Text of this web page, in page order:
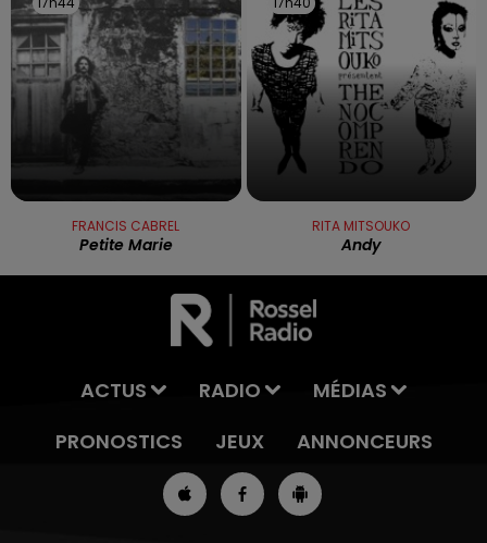
FRANCIS CABREL
Petite Marie
RITA MITSOUKO
Andy
ACTUS RADIO
MÉDIAS
PRONOSTICS
JEUX ANNONCEURS